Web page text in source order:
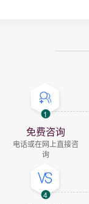
1
免费咨询
电话或在网上直接咨
询
4